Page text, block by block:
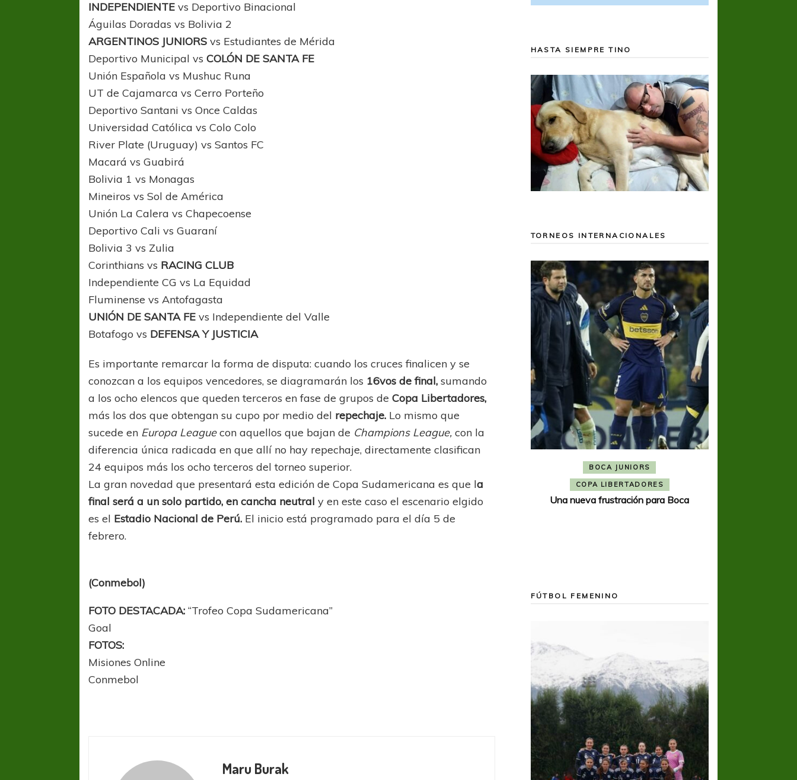
INDEPENDIENTEvs Deportivo Binacional
Águilas Doradas vs Bolivia 2
ARGENTINOS JUNIORS vs Estudiantes de Mérida
Deportivo Municipal vsCOLÓN DE SANTA FE
Unión Española vs Mushuc Runa
UT de Cajamarca vs Cerro Porteño
Deportivo Santani vs Once Caldas
Universidad Católica vs Colo Colo
River Plate (Uruguay) vs Santos FC
Macará vs Guabirá
Bolivia 1 vs Monagas
Mineiros vs Sol de América
Unión La Calera vs Chapecoense
Deportivo Cali vs Guaraní
Bolivia 3 vs Zulia
Corinthians vs RACING CLUB
Independiente CG vs La Equidad
Fluminense vs Antofagasta
UNIÓN DE SANTA FE vs Independiente del Valle
Botafogo vs DEFENSA Y JUSTICIA
Es importante remarcar la forma de disputa: cuando los cruces finalicen y se
conozcan a los equipos vencedores, se diagramarán los 16vos de final,sumando
a los ocho elencos que queden terceros en fase de grupos deCopa Libertadores,
más los dos que obtengan su cupo por medio del repechaje. Lo mismo que
sucede en Europa Leaguecon aquellos que bajan de Champions League, con la
diferencia única radicada en que allí no hay repechaje, directamente clasifican
24 equipos más los ocho terceros del torneo superior.
La gran novedad que presentará esta edición de Copa Sudamericana es que la
final será a un solo partido, en cancha neutral y en este caso el escenario elgido
es el Estadio Nacional de Perú. El inicio está programado para el día 5 de
febrero.
(Conmebol)
FOTO DESTACADA:“Trofeo Copa Sudamericana”
Goal
FOTOS:
Misiones Online
Conmebol
Maru Burak
HASTA SIEMPRE TINO
TORNEOS INTERNACIONALES
COPA SUDAMERICANA TIGRE
A pesar de la derrota Tigre avanzó a
COPA SUDAMERICANA LANÚS
Sur Defendido PSG celebró el bicampeonato
BOCA JUNIORS
COPA LIBERTADORES
Una nueva frustración para Boca
FÚTBOL FEMENINO